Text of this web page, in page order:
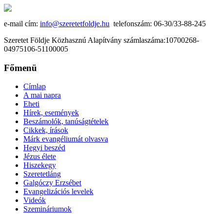
e-mail cím: info@szeretetfoldje.hu telefonszám: 06-30/33-88-245
Szeretet Földje Közhasznú Alapítvány számlaszáma:10700268-
04975106-51100005
Főmenü
Címlap
A mai napra
Eheti
Hírek, események
Beszámolók, tanúságtételek
Cikkek, írások
Márk evangéliumát olvasva
Hegyi beszéd
Jézus élete
Hiszekegy
Szeretetláng
Galgóczy Erzsébet
Evangelizációs levelek
Videók
Szemináriumok